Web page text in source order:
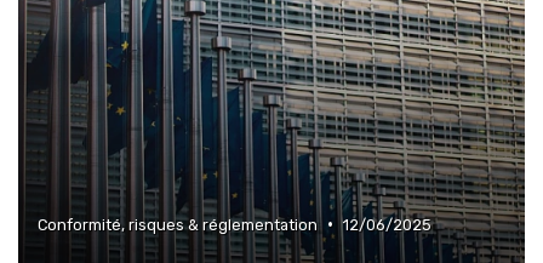
Conformité, risques & réglementation • 12/06/2025